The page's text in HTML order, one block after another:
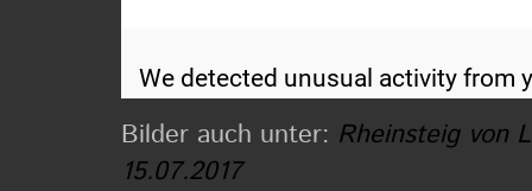
Bilder auch unter: Rheinsteig von
15.07.2017